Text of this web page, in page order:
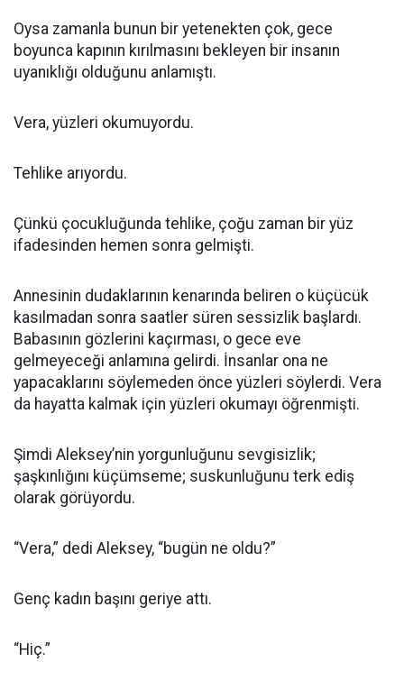
Oysa zamanla bunun bir yetenekten çok, gece
boyunca kapının kırılmasını bekleyen bir insanın
uyanıklığı olduğunu anlamıştı.
Vera, yüzleri okumuyordu.
Tehlike arıyordu.
Çünkü çocukluğunda tehlike, çoğu zaman bir yüz
ifadesinden hemen sonra gelmişti.
Annesinin dudaklarının kenarında beliren o küçücük
kasılmadan sonra saatler süren sessizlik başlardı.
Babasının gözlerini kaçırması, o gece eve
gelmeyeceği anlamına gelirdi. İnsanlar ona ne
yapacaklarını söylemeden önce yüzleri söylerdi. Vera
da hayatta kalmak için yüzleri okumayı öğrenmişti.
Şimdi Aleksey’nin yorgunluğunu sevgisizlik;
şaşkınlığını küçümseme; suskunluğunu terk ediş
olarak görüyordu.
“Vera,” dedi Aleksey, “bugün ne oldu?”
Genç kadın başını geriye attı.
“Hiç.”